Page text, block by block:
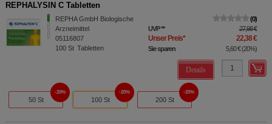
REPHALYSIN C Tabletten
REPHA GmbH Biologische
Arzneimittel
05116807
100 St Tabletten
0
UVP** 27,98 €
Unser Preis* 22,38 €
Sie sparen 5,60 €(20%)
Details
50 St
20%
100 St
20%
200 St
20%